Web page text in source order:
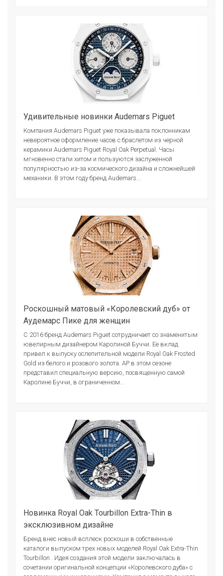
Удивительные новинки Audemars Piguet
Компания Audemars Piguet уже показывала поклонникам
невероятное оформление часов с браслетом из черной
керамики Audemars Piguet Royal Oak Perpetual. Часы
мгновенно стали хитом и пользуются заслуженной
популярностью из-за космического дизайна и сложнейшей
механики. В этом году бренд Audemars...
Роскошный матовый «Королевский дуб» от
Аудемарс Пике для женщин
С 2016 бренд Audemars Piguet сотрудничает со знаменитым
ювелирным дизайнером Каролиной Буччи. Ее вклад
привел к выпуску ослепительной модели Royal Oak Frosted
Gold из белого и розового золота. AP в этом сезоне
представил специальную версию, посвященную самой
Каролине Буччи, в ограниченном...
Новинка Royal Oak Tourbillon Extra-Thin в
эксклюзивном дизайне
Бренд внес новый всплеск роскоши в собственные
каталоги выпуском трех новых моделей Royal Oak Extra-Thin
Tourbillon . Идея создания этой модели заключалась в
сочетании оригинальной концепции «Королевского дуба» с